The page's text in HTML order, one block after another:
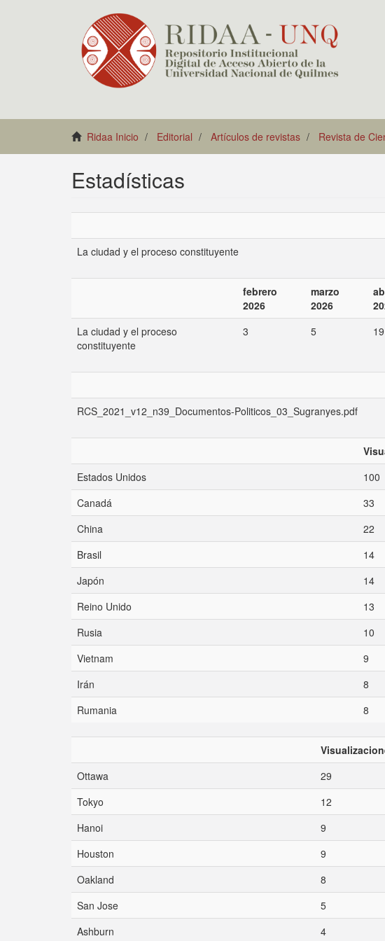
Ridaa Inicio Editorial Artículos de revistas Revista de
Estadísticas
La ciudad y el proceso constituyente
febrero
2026
marzo
2026
La ciudad y el proceso
constituyente
3 5 19
RCS_2021_v12_n39_Documentos-Politicos_03_Sugranyes.pdf
Estados Unidos
100
Canadá
33
China
22
Brasil
14
Japón
14
Reino Unido
13
Rusia
10
Vietnam
9
Irán
8
Rumania
8
Ottawa
29
Tokyo
12
Hanoi
9
Houston
9
Oakland
8
San Jose
5
Ashburn
4